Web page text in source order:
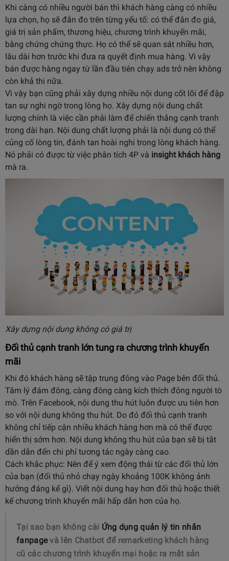
Khi càng có nhiều người bán thì khách hàng càng có nhiều
lựa chọn, họ sẽ đắn đo trên từng yếu tố: có thể đắn đo giá,
giá trị sản phẩm, thương hiệu, chương trình khuyến mãi,
bằng chứng chứng thực. Họ có thể sẽ quan sát nhiều hơn,
lâu dài hơn trước khi đưa ra quyết định mua hàng. Vì vậy
bán được hàng ngay từ lần đầu tiên chạy ads trở nên không
còn khả thi nữa.
Vì vậy bạn cũng phải xây dựng nhiều nội dung cốt lõi để đập
tan sự nghi ngờ trong lòng họ. Xây dựng nội dung chất
lượng chính là việc cần phải làm để chiến thắng cạnh tranh
trong dài hạn. Nội dung chất lượng phải là nội dung có thể
củng cố lòng tin, đánh tan hoài nghi trong lòng khách hàng.
Nó phải có được từ việc phân tích 4P và insight khách hàng
mà ra.
Xây dựng nội dung không có giá trị
Đối thủ cạnh tranh lớn tung ra chương trình khuyến
mãi
Khi đó khách hàng sẽ tập trung đông vào Page bên đối thủ.
Tâm lý đám đông, càng đông càng kích thích đông người tò
mò. Trên Facebook, nội dung thu hút luôn được ưu tiên hơn
so với nội dung không thu hút. Do đó đối thủ cạnh tranh
không chỉ tiếp cận nhiều khách hàng hơn mà có thể được
hiển thị sớm hơn. Nội dung không thu hút của bạn sẽ bị tắt
dần dẫn đến chi phí tương tác ngày càng cao.
Cách khắc phục: Nên để ý xem động thái từ các đối thủ lớn
của bạn (đối thủ nhỏ chạy ngày khoảng 100K không ảnh
hưởng đáng kể gì). Viết nội dung hay hơn đối thủ hoặc thiết
kế chương trình khuyến mãi hấp dẫn hơn của họ.
Tại sao bạn không cài Ứng dụng quản lý tin nhắn
fanpagevà lên Chatbot để remarketing khách hàng
cũ các chương trình khuyến mại hoặc ra mắt sản